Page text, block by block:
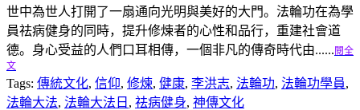
世中為世人打開了一扇通向光明與美好的大門。法輪功在為學
員祛病健身的同時，提升修煉者的心性和品行，重建社會道
德。身心受益的人們口耳相傳，一個非凡的傳奇時代由...... 閱全
文
Tags: 傳統文化, 信仰, 修煉, 健康, 李洪志, 法輪功, 法輪功學員,
法輪大法, 法輪大法日 , 祛病健身, 神傳文化